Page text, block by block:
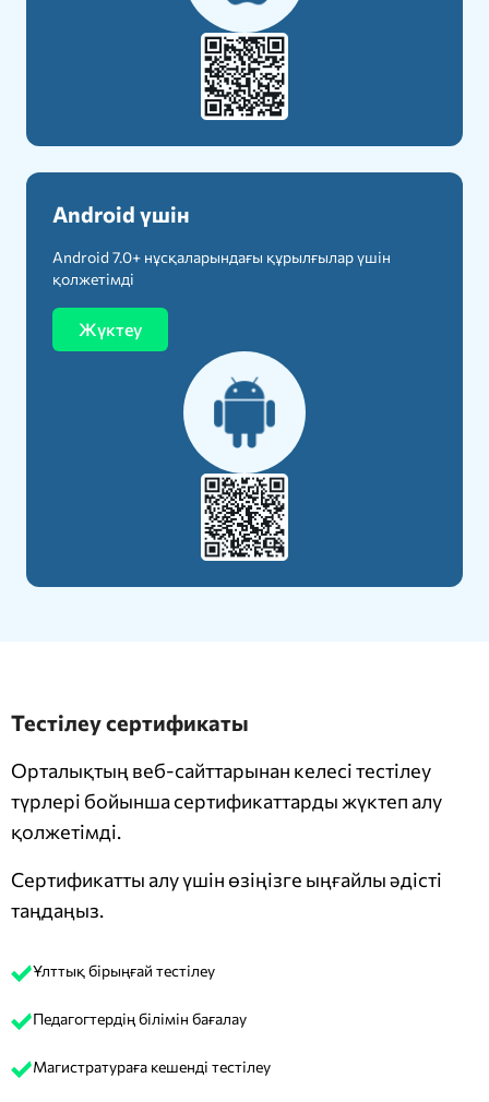
Android үшін
Android 7.0+ нұсқаларындағы құрылғылар үшін
қолжетімді
Жүктеу
Тестілеу сертификаты
Орталықтың веб-сайттарынан келесі тестілеу
түрлері бойынша сертификаттарды жүктеп алу
қолжетімді.
Сертификатты алу үшін өзіңізге ыңғайлы әдісті
таңдаңыз.
Ұлттық бірыңғай тестілеу
Педагогтердің білімін бағалау
Магистратураға кешенді тестілеу